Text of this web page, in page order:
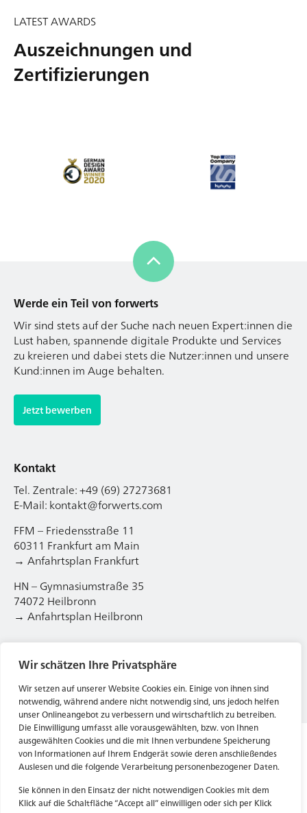
Wir schätzen Ihre Privatsphäre
Wir setzen auf unserer Website Cookies ein. Einige von ihnen sind
notwendig, während andere nicht notwendig sind, uns jedoch helfen
unser Onlineangebot zu verbessern und wirtschaftlich zu betreiben.
Die Einwilligung umfasst alle vorausgewählten, bzw. von Ihnen
ausgewählten Cookies und die mit Ihnen verbundene Speicherung
von Informationen auf Ihrem Endgerät sowie deren anschließendes
Auslesen und die folgende Verarbeitung personenbezogener Daten.
Sie können in den Einsatz der nicht notwendigen Cookies mit dem
Klick auf die Schaltfläche “Accept all” einwilligen oder sich per Klick
LATEST AWARDS
Auszeichnungen und
Zertifizierungen
Werde ein Teil von forwerts
Wir sind stets auf der Suche nach neuen Expert:innen die
Lust haben, spannende digitale Produkte und Services
zu kreieren und dabei stets die Nutzer:innen und unsere
Kund:innen im Auge behalten.
Jetzt bewerben
Kontakt
Tel. Zentrale: +49 (69) 27273681
E-Mail: kontakt@forwerts.com
FFM – Friedensstraße 11
60311 Frankfurt am Main
→ Anfahrtsplan Frankfurt
HN – Gymnasiumstraße 35
74072 Heilbronn
→ Anfahrtsplan Heilbronn
Datenschutzerklärung
Impressum